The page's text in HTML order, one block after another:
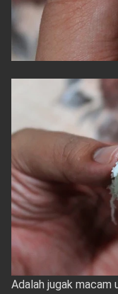
Adalah jugak macam